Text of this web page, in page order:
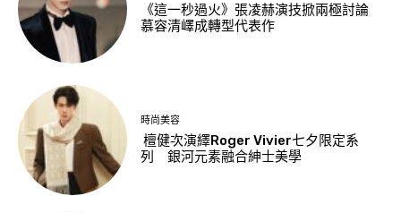
《這一秒過火》張凌赫演技掀兩極討論
慕容清嶧成轉型代表作
時尚美容
檀健次演繹Roger Vivier七夕限定系
列 銀河元素融合紳士美學